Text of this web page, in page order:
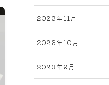
2023年11月
2023年10月
2023年9月